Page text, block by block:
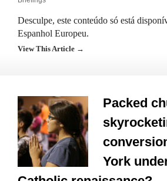
Desculpe, este conteúdo só está
Espanhol Europeu.
View This Article →
Packed
York